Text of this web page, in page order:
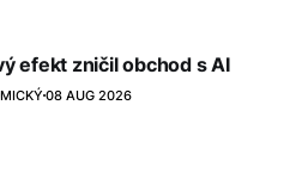
efekt zničil obchod s AI
08 AUG 2026